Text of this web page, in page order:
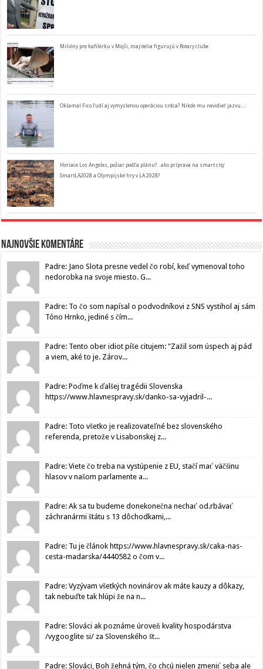
Milióny pre kafilérku v Mojši, majitelia figurujú v Rotary clube
Oklamal Fico ľudí aj vymyslenou operáciou srdca? Nikde mu nevidieť jazvu…
Horiace Los Angeles, požiar podľa plánu? ..ako príprava na smart city
SmartLA2028 a Olympijské hry v LA 2028?
Najnovšie komentáre
Padre: Jano Slota presne vedel čo robí, keď vymenoval toho
nedorobka na svoje miesto. G...
Padre: To čo som napísal o podvodníkovi z SNS vystihol aj sám
Tóno Hrnko, jediné s čím...
Padre: Tento ober idiot píše citujem: "Zažil som úspech aj pád
a viem, aké to je. Zárov...
Padre: Poďme k ďalšej tragédii Slovenska
https://www.hlavnespravy.sk/danko-sa-vyjadril-...
Padre: Toto všetko je realizovateľné bez slovenského
referenda, pretože v Lisabonskej z...
Padre: Viete čo treba na vystúpenie z EU, stačí mať väčšinu
hlasov v našom parlamente a...
Padre: Ak sa tu budeme donekonečna nechať od.rbávať
záchranármi štátu s 13 dôchodkami,...
Padre: Tu je článok https://www.hlavnespravy.sk/caka-nas-
cesta-madarska/4440582 o čom v...
Padre: Vyzývam všetkých novinárov ak máte kauzy a dôkazy,
tak nebuďte tak hlúpi že na n...
Padre: Slováci ak poznáme úroveň kvality hospodárstva
/vygooglite si/ za Slovenského št...
Padre: Slováci, Boh žehná tým, čo chcú nielen zmeniť seba ale